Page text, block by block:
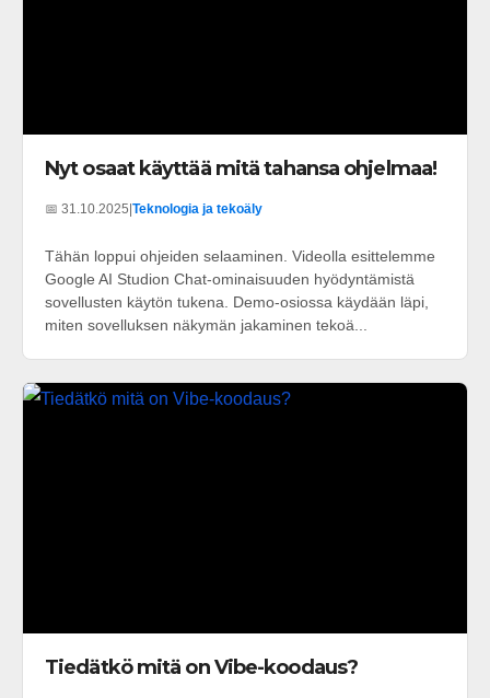
Nyt osaat käyttää mitä tahansa ohjelmaa!
📅 31.10.2025 Teknologia ja tekoäly
Tähän loppui ohjeiden selaaminen. Videolla esittelemme
Google AI Studion Chat-ominaisuuden hyödyntämistä
sovellusten käytön tukena. Demo-osiossa käydään läpi,
miten sovelluksen näkymän jakaminen tekoä...
Tiedätkö mitä on Vibe-koodaus?